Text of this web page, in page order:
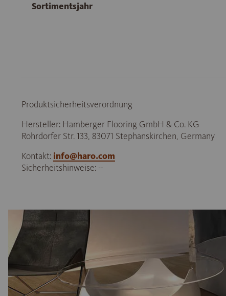
Sortimentsjahr
Produktsicherheitsverordnung
Hersteller: Hamberger Flooring GmbH & Co. KG
Rohrdorfer Str. 133, 83071 Stephanskirchen, Germany
Kontakt: info@haro.com
Sicherheitshinweise: --